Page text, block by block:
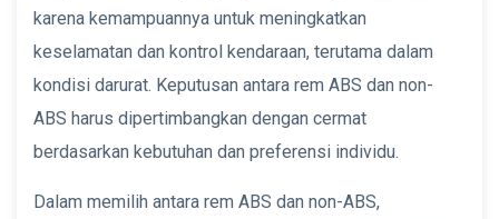
karena kemampuannya untuk meningkatkan
keselamatan dan kontrol kendaraan, terutama dalam
kondisi darurat. Keputusan antara rem ABS dan non-
ABS harus dipertimbangkan dengan cermat
berdasarkan kebutuhan dan preferensi individu.
Dalam memilih antara rem ABS dan non-ABS,